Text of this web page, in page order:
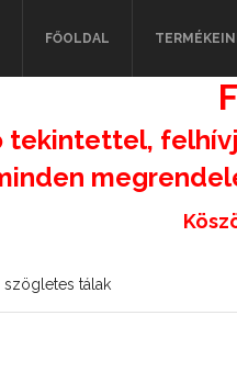
FŐOLDAL
tekintettel,
szögletes tálak